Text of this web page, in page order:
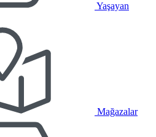
Yaşayan
Mağazalar